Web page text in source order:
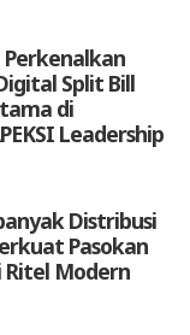
Split Bill
di
Leadership
Distribusi
Pasokan
Ritel Modern